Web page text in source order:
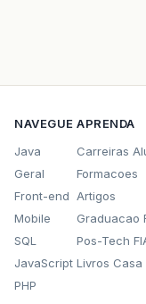
NAVEGUE
Java
Geral
Front-end
Mobile
SQL
JavaScript
PHP
APRENDA
Carreiras
Formacoes
Artigos
Graduacao
Pos-Tech
Livros